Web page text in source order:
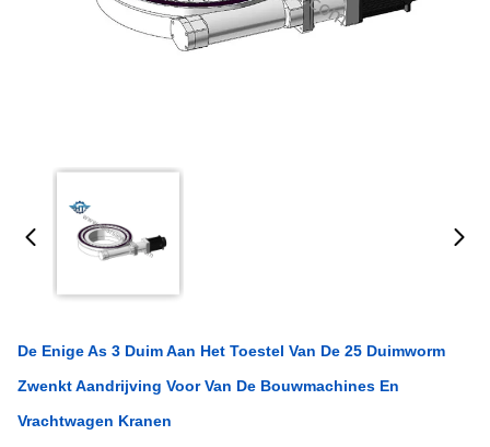
De Enige As 3 Duim Aan Het Toestel Van De 25 Duimworm
Zwenkt Aandrijving Voor Van De Bouwmachines En
Vrachtwagen Kranen